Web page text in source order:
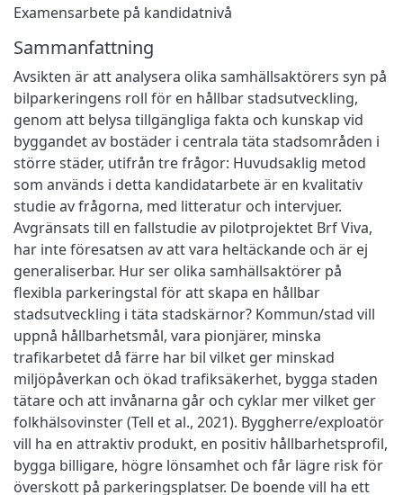
Examensarbete på kandidatnivå
Sammanfattning
Avsikten är att analysera olika samhällsaktörers syn på
bilparkeringens roll för en hållbar stadsutveckling,
genom att belysa tillgängliga fakta och kunskap vid
byggandet av bostäder i centrala täta stadsområden i
större städer, utifrån tre frågor: Huvudsaklig metod
som används i detta kandidatarbete är en kvalitativ
studie av frågorna, med litteratur och intervjuer.
Avgränsats till en fallstudie av pilotprojektet Brf Viva,
har inte föresatsen av att vara heltäckande och är ej
generaliserbar. Hur ser olika samhällsaktörer på
flexibla parkeringstal för att skapa en hållbar
stadsutveckling i täta stadskärnor? Kommun/stad vill
uppnå hållbarhetsmål, vara pionjärer, minska
trafikarbetet då färre har bil vilket ger minskad
miljöpåverkan och ökad trafiksäkerhet, bygga staden
tätare och att invånarna går och cyklar mer vilket ger
folkhälsovinster (Tell et al., 2021). Byggherre/exploatör
vill ha en attraktiv produkt, en positiv hållbarhetsprofil,
bygga billigare, högre lönsamhet och får lägre risk för
överskott på parkeringsplatser. De boende vill ha ett